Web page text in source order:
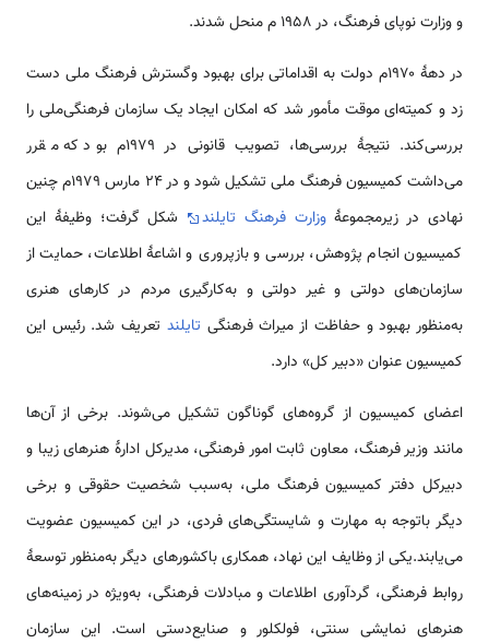
و وزارت نوپای فرهنگ، در ۱۹۵۸ م منحل شدند.
در دههٔ ۱۹۷۰م دولت به اقداماتی برای بهبود وگسترش فرهنگ ملی دست
زد و کمیته‌ای موقت مأمور شد که امکان ایجاد یک سازمان فرهنگی‌ملی را
بررسی‌کند. نتیجهٔ بررسی‌ها، تصویب قانونی در ۱۹۷۹م بود که مقرر
می‌داشت کمیسیون فرهنگ ملی تشکیل شود و در ۲۴ مارس ۱۹۷۹م چنین
نهادی در زیرمجموعهٔوزارت فرهنگ تایلند
شکل گرفت؛ وظیفهٔ این
کمیسیون انجام پژوهش، بررسی و بازپروری و اشاعهٔ اطلاعات، حمایت از
سازمان‌های دولتی و غیر دولتی و به‌کارگیری مردم در کارهای هنری
به‌منظور بهبود و حفاظت از میراث فرهنگی تایلند تعریف شد. رئیس این
کمیسیون عنوان «دبیر کل» دارد.
اعضای کمیسیون از گروه‌های گوناگون تشکیل می‌شوند. برخی از آن‌ها
مانند وزیر فرهنگ، معاون ثابت امور فرهنگی، مدیرکل ادارهٔ هنرهای زیبا و
دبیرکل دفتر کمیسیون فرهنگ ملی، به‌سبب شخصیت حقوقی و برخی
دیگر باتوجه به مهارت و شایستگی‌های فردی، در این کمیسیون عضویت
می‌یابند.یکی از وظایف این نهاد، همکاری باکشورهای دیگر به‌منظور توسعهٔ
روابط فرهنگی، گردآوری اطلاعات و مبادلات فرهنگی، به‌ویژه در زمینه‌های
هنرهای نمایشی سنتی، فولکلور و صنایع‌دستی است. این سازمان